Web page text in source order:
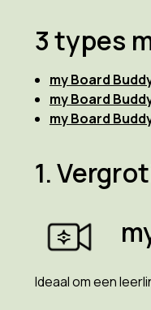
3 types
my Board
my Board
my Board
1.
Ideaal om een